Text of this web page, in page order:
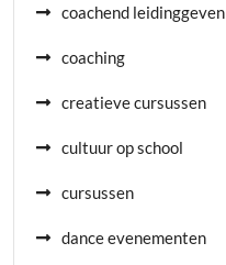
coachend leidinggeven
coaching
creatieve cursussen
cultuur op school
cursussen
dance evenementen